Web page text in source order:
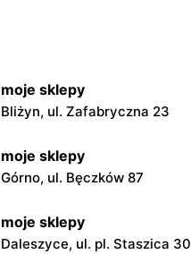
moje sklepy
Bliżyn, ul. Zafabryczna 23
moje sklepy
Górno, ul. Bęczków 87
moje sklepy
Daleszyce, ul. pl. Staszica 30